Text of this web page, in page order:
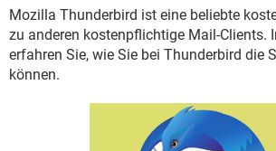
FACEBOOK HARDWARE
WHATSAPP TIKTOK
FACEBOOK
ANDROID IOS
WINDOWS 10 INSTAGRAM
WHATSAPP
HARDWARE
SPIELE
ANDROID
TIKTOK
Mozilla Thunderbird ist eine beliebte
zu anderen kostenpflichtige Mail-Clients.
erfahren Sie, wie Sie bei Thunderbird die
können.